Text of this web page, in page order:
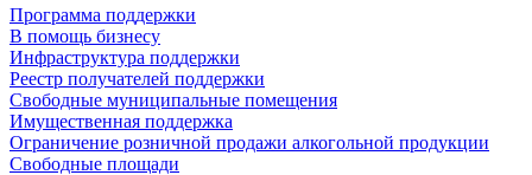
Программа поддержки
В помощь бизнесу
Инфраструктура поддержки
Реестр получателей поддержки
Свободные муниципальные помещения
Имущественная поддержка
Ограничение розничной продажи алкогольной продукции
Свободные площади